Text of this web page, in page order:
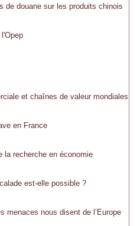
de douane sur les produits chinois
et chaînes de valeur mondiales
en France
la recherche en économie
est-elle possible ?
menaces nous disent de l’Europe